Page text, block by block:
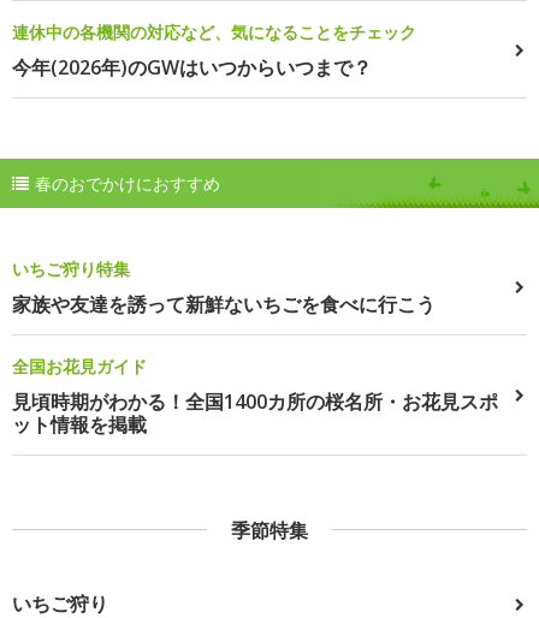
連休中の各機関の対応など、気になることをチェック
今年(2026年)のGWはいつからいつまで？
春のおでかけにおすすめ
いちご狩り特集
家族や友達を誘って新鮮ないちごを食べに行こう
全国お花見ガイド
見頃時期がわかる！全国1400カ所の桜名所・お花見スポ
ット情報を掲載
季節特集
いちご狩り